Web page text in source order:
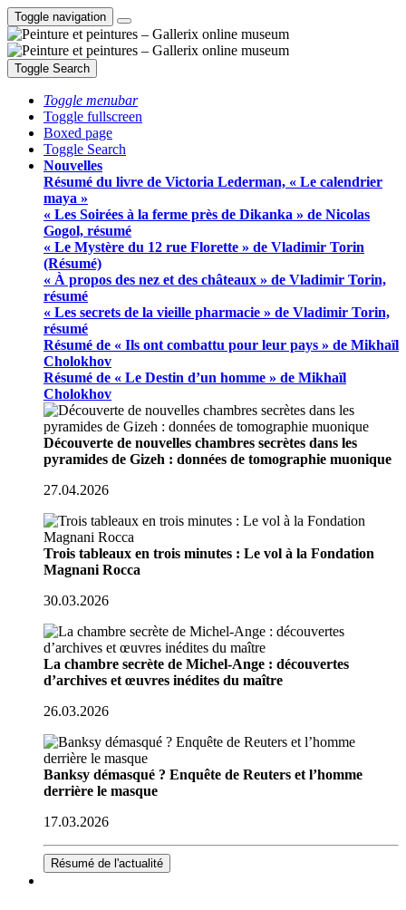
Toggle navigation
Toggle Search
Toggle menubar
Toggle fullscreen
Boxed page
Toggle Search
Nouvelles
Résumé du livre de Victoria Lederman, « Le calendrier
maya »
« Les Soirées à la ferme près de Dikanka » de Nicolas
Gogol, résumé
« Le Mystère du 12 rue Florette » de Vladimir Torin
(Résumé)
« À propos des nez et des châteaux » de Vladimir Torin,
résumé
« Les secrets de la vieille pharmacie » de Vladimir Torin,
résumé
Résumé de « Ils ont combattu pour leur pays » de Mikhaïl
Cholokhov
Résumé de « Le Destin d’un homme » de Mikhaïl
Cholokhov
Découverte de nouvelles chambres secrètes dans les
pyramides de Gizeh : données de tomographie muonique
27.04.2026
Trois tableaux en trois minutes : Le vol à la Fondation
Magnani Rocca
30.03.2026
La chambre secrète de Michel-Ange : découvertes
d’archives et œuvres inédites du maître
26.03.2026
Banksy démasqué ? Enquête de Reuters et l’homme
derrière le masque
17.03.2026
Résumé de l'actualité